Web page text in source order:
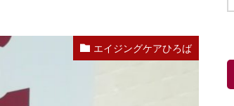
エイジングケアひろば